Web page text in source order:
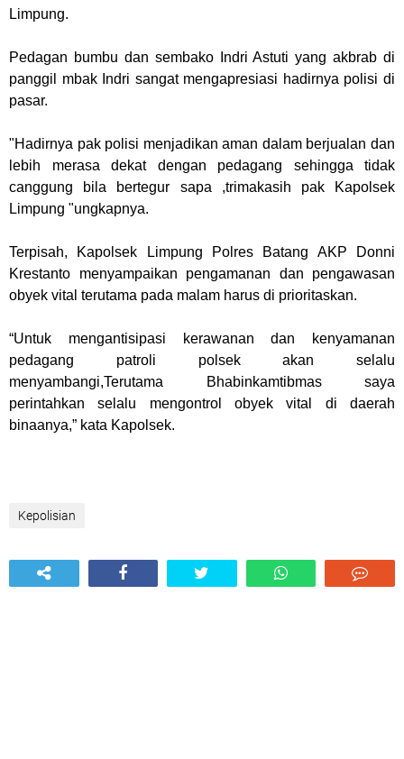
Limpung.
Pedagan bumbu dan sembako Indri Astuti yang akbrab di
panggil mbak Indri sangat mengapresiasi hadirnya polisi di
pasar.
"Hadirnya pak polisi menjadikan aman dalam berjualan dan
lebih merasa dekat dengan pedagang sehingga tidak
canggung bila bertegur sapa ,trimakasih pak Kapolsek
Limpung "ungkapnya.
Terpisah, Kapolsek Limpung Polres Batang AKP Donni
Krestanto menyampaikan pengamanan dan pengawasan
obyek vital terutama pada malam harus di prioritaskan.
“Untuk mengantisipasi kerawanan dan kenyamanan
pedagang patroli polsek akan selalu
menyambangi,Terutama Bhabinkamtibmas saya
perintahkan selalu mengontrol obyek vital di daerah
binaanya,” kata Kapolsek.
Kepolisian